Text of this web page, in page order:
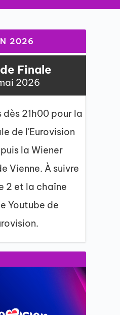
2026
Finale
2026
dès 21h00 pour la
de l'Eurovision
la Wiener
Vienne. À suivre
2 et la chaîne
Youtube de